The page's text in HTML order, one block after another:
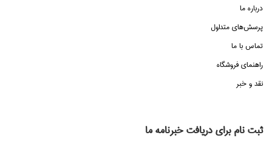
درباره ما
پرسش‌هاي متداول
تماس با ما
راهنماي فروشگاه
نقد و خبر
ثبت نام برای دریافت خبرنامه ما